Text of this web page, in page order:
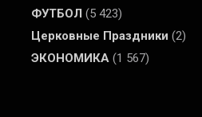
ФУТБОЛ (5 423)
Церковные Праздники (2)
ЭКОНОМИКА (1 567)